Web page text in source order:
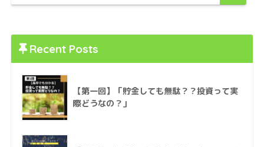
Recent Posts
【第一回】「貯金しても無駄？？投資って実
際どうなの？」